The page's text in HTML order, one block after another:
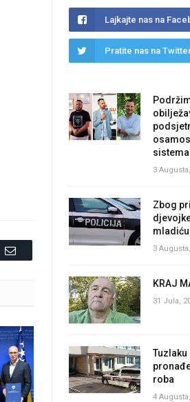
Email
Lajkajte nas na
Pratite nas na
3
Zbog
3
KRAJ
31 Jula,
roba
4